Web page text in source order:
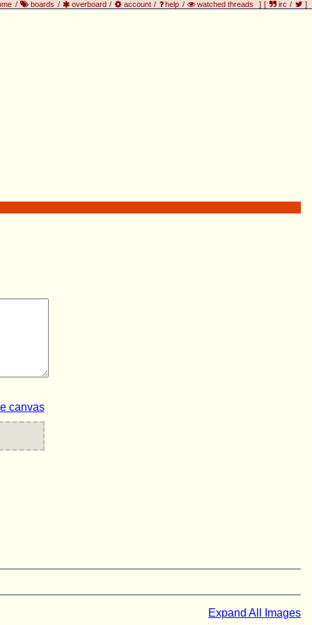
/ boards / overboard / account / help / watched threads ] [ irc / ]
canvas
Expand All Images